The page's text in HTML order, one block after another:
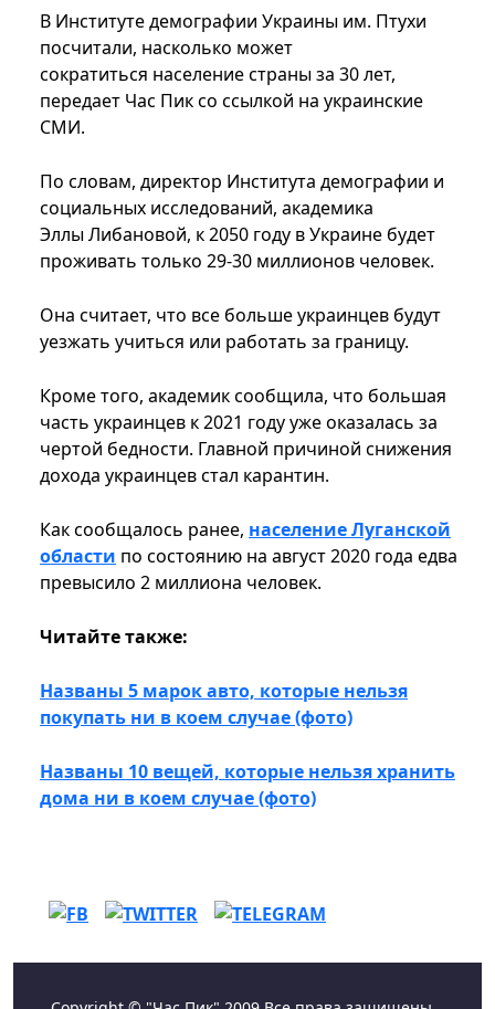
В Институте демографии Украины им. Птухи
посчитали, насколько может
сократиться население страны за 30 лет,
передает Час Пик со ссылкой на украинские
СМИ.
По словам, директор Института демографии и
социальных исследований, академика
Эллы Либановой, к 2050 году в Украине будет
проживать только 29-30 миллионов человек.
Она считает, что все больше украинцев будут
уезжать учиться или работать за границу.
Кроме того, академик сообщила, что большая
часть украинцев к 2021 году уже оказалась за
чертой бедности. Главной причиной снижения
дохода украинцев стал карантин.
Как сообщалось ранее, население Луганской
области по состоянию на август 2020 года едва
превысило 2 миллиона человек.
Читайте также:
Названы 5 марок авто, которые нельзя
покупать ни в коем случае (фото)
Названы 10 вещей, которые нельзя хранить
дома ни в коем случае (фото)